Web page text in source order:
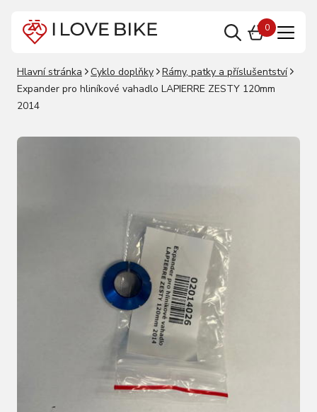
0
Hlavní stránka Cyklo doplňky
Rámy, patky a příslušentství
Expander pro hliníkové vahadlo LAPIERRE ZESTY 120mm
2014